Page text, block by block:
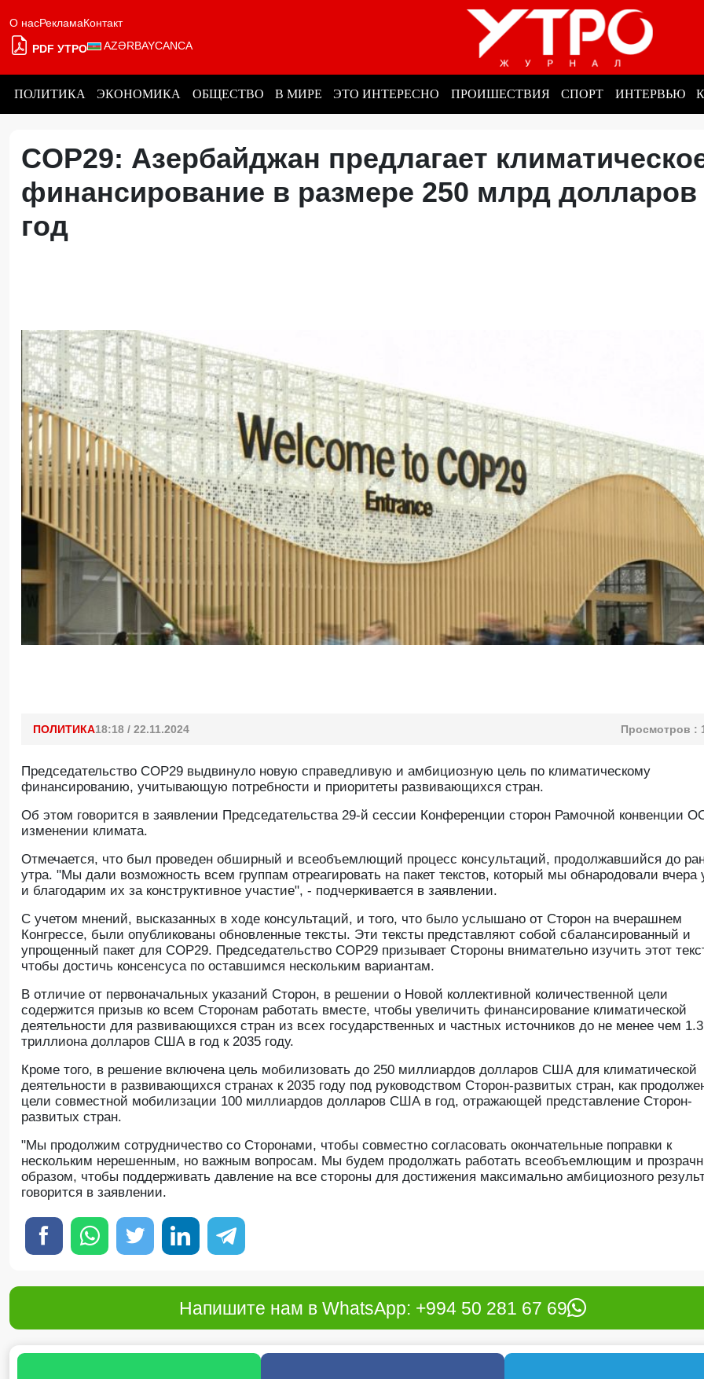
О насРекламаКонтакт
PDF УТРО AZƏRBAYCANCA
ПОЛИТИКА ЭКОНОМИКА ОБЩЕСТВО В МИРЕ ЭТО ИНТЕРЕСНО ПРОИШЕСТВИЯ СПОРТ ИНТЕРВЬЮ
COP29: Азербайджан предлагает
финансирование в размере 250 млрд долларов
год
ПОЛИТИКА18:18 / 22.11.2024 Просмотров :
Председательство COP29 выдвинуло новую справедливую и амбициозную цель по климатическому
финансированию, учитывающую потребности и приоритеты развивающихся стран.
Об этом говорится в заявлении Председательства 29-й сессии Конференции сторон Рамочной конвенции
изменении климата.
Отмечается, что был проведен обширный и всеобъемлющий процесс консультаций, продолжавшийся до
утра. "Мы дали возможность всем группам отреагировать на пакет текстов, который мы обнародовали вчера
и благодарим их за конструктивное участие", - подчеркивается в заявлении.
С учетом мнений, высказанных в ходе консультаций, и того, что было услышано от Сторон на вчерашнем
Конгрессе, были опубликованы обновленные тексты. Эти тексты представляют собой сбалансированный и
упрощенный пакет для COP29. Председательство COP29 призывает Стороны внимательно изучить этот
чтобы достичь консенсуса по оставшимся нескольким вариантам.
В отличие от первоначальных указаний Сторон, в решении о Новой коллективной количественной цели
содержится призыв ко всем Сторонам работать вместе, чтобы увеличить финансирование климатической
деятельности для развивающихся стран из всех государственных и частных источников до не менее чем 1.3
триллиона долларов США в год к 2035 году.
Кроме того, в решение включена цель мобилизовать до 250 миллиардов долларов США для климатической
деятельности в развивающихся странах к 2035 году под руководством Сторон-развитых стран, как
цели совместной мобилизации 100 миллиардов долларов США в год, отражающей представление Сторон-
развитых стран.
"Мы продолжим сотрудничество со Сторонами, чтобы совместно согласовать окончательные поправки к
нескольким нерешенным, но важным вопросам. Мы будем продолжать работать всеобъемлющим и
образом, чтобы поддерживать давление на все стороны для достижения максимально амбициозного
говорится в заявлении.
Напишите нам в WhatsApp: +994 50 281 67 69